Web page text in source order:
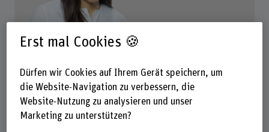
Dozentin
Kontakt
Erst mal Cookies 🍪
Dürfen wir Cookies auf Ihrem Gerät speichern, um
die Website-Navigation zu verbessern, die
Website-Nutzung zu analysieren und unser
Marketing zu unterstützen?